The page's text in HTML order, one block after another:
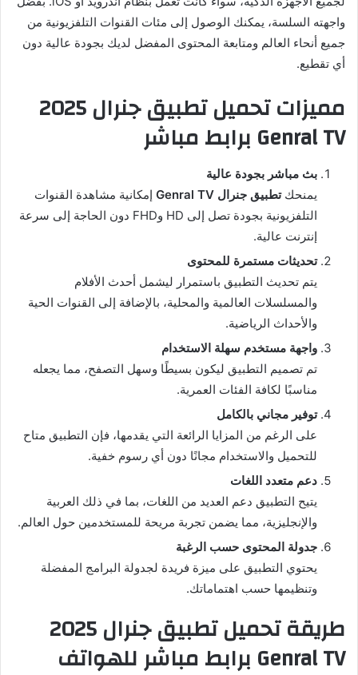
واجهته السلسة، يمكنك الوصول إلى مئات القنوات التلفزيونية من
جميع أنحاء العالم ومتابعة المحتوى المفضل لديك بجودة عالية دون
أي تقطيع.
مميزات تحميل تطبيق جنرال 2025
Genral TV برابط مباشر
بث مباشر بجودة عالية
يمنحكتطبيق جنرال Genral TV
إمكانية مشاهدة القنوات
التلفزيونية بجودة تصل إلى HD وFHD دون الحاجة إلى سرعة
إنترنت عالية.
تحديثات مستمرة للمحتوى
يتم تحديث التطبيق باستمرار ليشمل أحدث الأفلام
والمسلسلات العالمية والمحلية، بالإضافة إلى القنوات الحية
والأحداث الرياضية.
واجهة مستخدم سهلة الاستخدام
تم تصميم التطبيق ليكون بسيطًا وسهل التصفح، مما يجعله
مناسبًا لكافة الفئات العمرية.
توفير مجاني بالكامل
على الرغم من المزايا الرائعة التي يقدمها، فإن التطبيق متاح
للتحميل والاستخدام مجانًا دون أي رسوم خفية.
دعم متعدد اللغات
يتيح التطبيق دعم العديد من اللغات، بما في ذلك العربية
والإنجليزية، مما يضمن تجربة مريحة للمستخدمين حول العالم.
جدولة المحتوى حسب الرغبة
يحتوي التطبيق على ميزة فريدة لجدولة البرامج المفضلة
وتنظيمها حسب اهتماماتك.
طريقة تحميل تطبيق جنرال 2025
Genral TV برابط مباشر للهواتف